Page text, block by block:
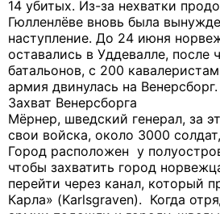
14 убитых. Из-за нехватки
Гюлленлёве вновь была
наступление. До 24 июня
оставались в Уддевалле, после
батальонов, с 200
армия двинулась на Венерсборг.
Захват Венерсборга
Мёрнер, шведский генерал, за
свои войска, около 3000
Город расположен у
чтобы захватить город
перейти через канал, который
Карла» (Karlsgraven). Когда